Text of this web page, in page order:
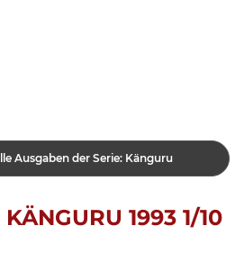
Ausgaben der Serie: Känguru
1993 1/10